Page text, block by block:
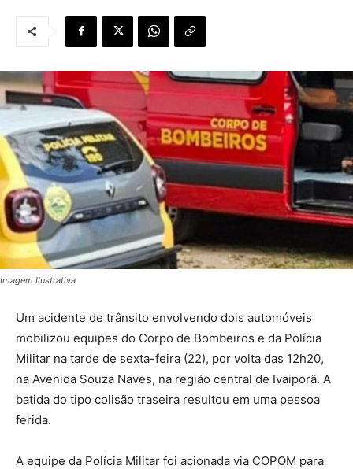
Imagem Ilustrativa
Um acidente de trânsito envolvendo dois automóveis
mobilizou equipes do Corpo de Bombeiros e da Polícia
Militar na tarde de sexta-feira (22), por volta das 12h20,
na Avenida Souza Naves, na região central de Ivaiporã. A
batida do tipo colisão traseira resultou em uma pessoa
ferida.
A equipe da Polícia Militar foi acionada via COPOM para